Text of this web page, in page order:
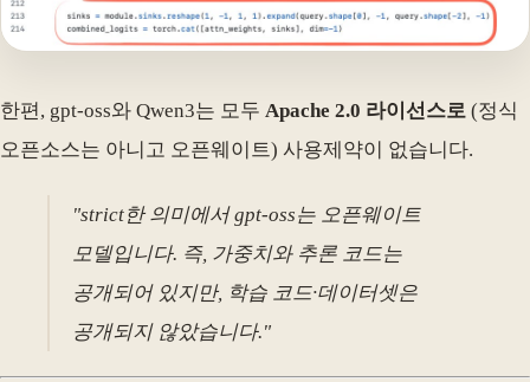
한편, gpt-oss와 Qwen3는 모두 Apache 2.0 라이선스로 (정식
오픈소스는 아니고 오픈웨이트) 사용제약이 없습니다.
"strict한 의미에서 gpt-oss는 오픈웨이트
모델입니다. 즉, 가중치와 추론 코드는
공개되어 있지만, 학습 코드·데이터셋은
공개되지 않았습니다."